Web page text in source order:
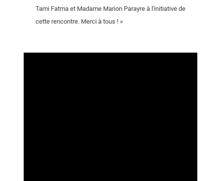
Tami Fatma et Madame Marion Parayre à l'initiative de
cette rencontre. Merci à tous ! »